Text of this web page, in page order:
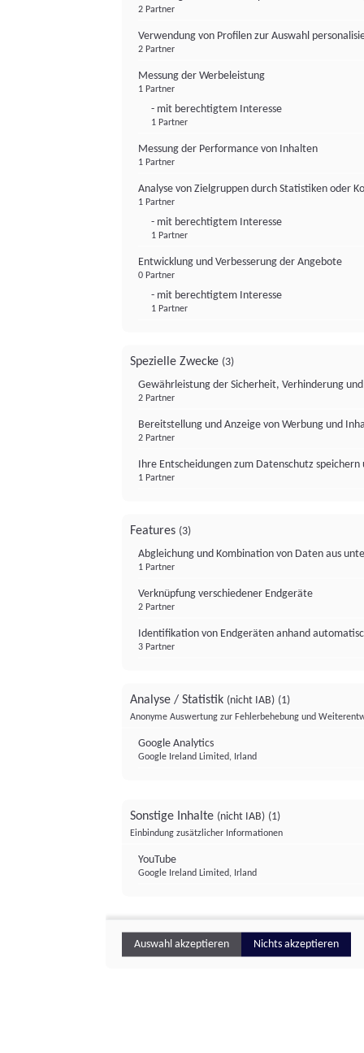
2 Partner
Verwendung von Profilen zur Auswahl
2 Partner
Messung der Werbeleistung
1 Partner
- mit berechtigtem Interesse
1 Partner
Messung der Performance von Inhalten
1 Partner
Analyse von Zielgruppen durch Statistiken oder
1 Partner
- mit berechtigtem Interesse
1 Partner
Entwicklung und Verbesserung der Angebote
0 Partner
- mit berechtigtem Interesse
1 Partner
Spezielle Zwecke (3)
Gewährleistung der Sicherheit, Verhinderung
2 Partner
Bereitstellung und Anzeige von Werbung und
2 Partner
Ihre Entscheidungen zum Datenschutz
1 Partner
Features (3)
Abgleichung und Kombination von Daten aus
1 Partner
Verknüpfung verschiedener Endgeräte
2 Partner
Identifikation von Endgeräten anhand
3 Partner
Analyse / Statistik (nicht IAB) (1)
Anonyme Auswertung zur Fehlerbehebung und
Google Analytics
Google Ireland Limited, Irland
Sonstige Inhalte (nicht IAB) (1)
Einbindung zusätzlicher Informationen
YouTube
Google Ireland Limited, Irland
Auswahl akzeptieren Nichts akzeptieren